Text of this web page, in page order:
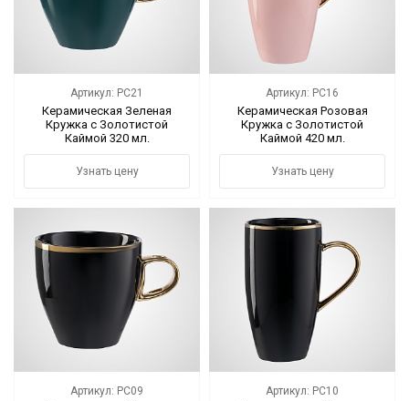
Артикул: PC21
Керамическая Зеленая
Кружка с Золотистой
Каймой 320 мл.
Узнать цену
Артикул: PC16
Керамическая Розовая
Кружка с Золотистой
Каймой 420 мл.
Узнать цену
Артикул: PC09 Артикул: PC10